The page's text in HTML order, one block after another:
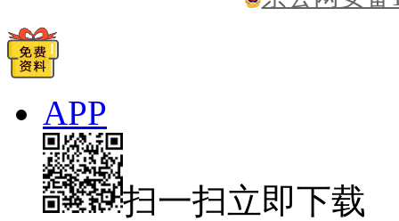
APP
扫一扫立即下载